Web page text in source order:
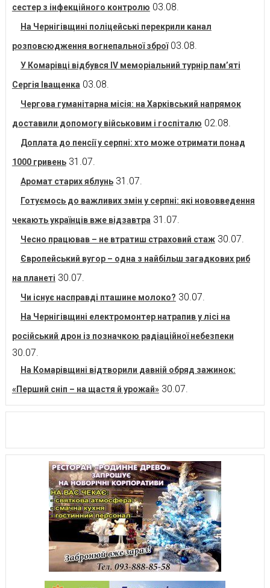
сестер з інфекційного контролю 03.08.
На Чернігівщині поліцейські перекрили канал
розповсюдження вогнепальної зброї 03.08.
У Комарівці відбувся IV меморіальний турнір пам’яті
Сергія Іващенка 03.08.
Чергова гуманітарна місія: на Харківський напрямок
доставили допомогу військовим і госпіталю 02.08.
Доплата до пенсії у серпні: хто може отримати понад
1000 гривень 31.07.
Аромат старих яблунь 31.07.
Готуємось до важливих змін у серпні: які нововведення
чекають українців вже відзавтра 31.07.
Чесно працював – не втратиш страховий стаж 30.07.
Європейський вугор – одна з найбільш загадкових риб
на планеті 30.07.
Чи існує насправді пташине молоко? 30.07.
На Чернігівщині електромонтер натрапив у лісі на
російський дрон із позначкою радіаційної небезпеки
30.07.
На Комарівщині відтворили давній обряд зажинок:
«Перший сніп – на щастя й урожай» 30.07.